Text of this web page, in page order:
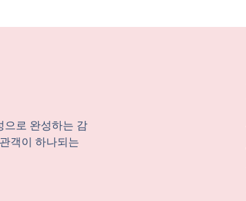
으로 완성하는 감
객이 하나되는